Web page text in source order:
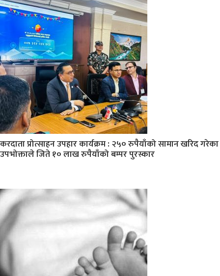
करदाता प्रोत्साहन उपहार कार्यक्रम : २५० रुपैयाँको सामान खरिद गरेका
उपभोक्ताले जिते १० लाख रुपैयाँको बम्पर पुरस्कार